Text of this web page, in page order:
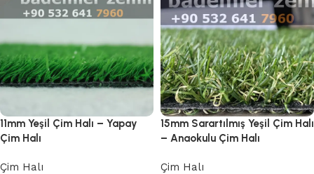
11mm Yeşil Çim Halı – Yapay
Çim Halı
Çim Halı
15mm Sarartılmış Yeşil Çim Halı
– Anaokulu Çim Halı
Çim Halı